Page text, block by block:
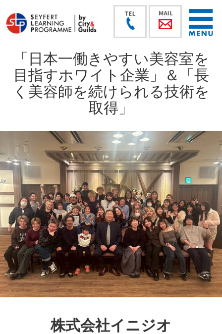
「日本一働きやすい美容室を
目指すホワイト企業」＆「長
く美容師を続けられる技術を
取得」
株式会社イニジオ